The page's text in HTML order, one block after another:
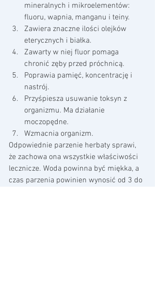
mineralnych i mikroelementów:
fluoru, wapnia, manganu i teiny.
Zawiera znaczne ilości olejków
eterycznych i białka.
Zawarty w niej fluor pomaga
chronić zęby przed próchnicą.
Poprawia pamięć, koncentrację i
nastrój.
Przyśpiesza usuwanie toksyn z
organizmu. Ma działanie
moczopędne.
Wzmacnia organizm.
Odpowiednie parzenie herbaty sprawi,
że zachowa ona wszystkie właściwości
lecznicze. Woda powinna być miękka, a
czas parzenia powinien wynosić od 3 do